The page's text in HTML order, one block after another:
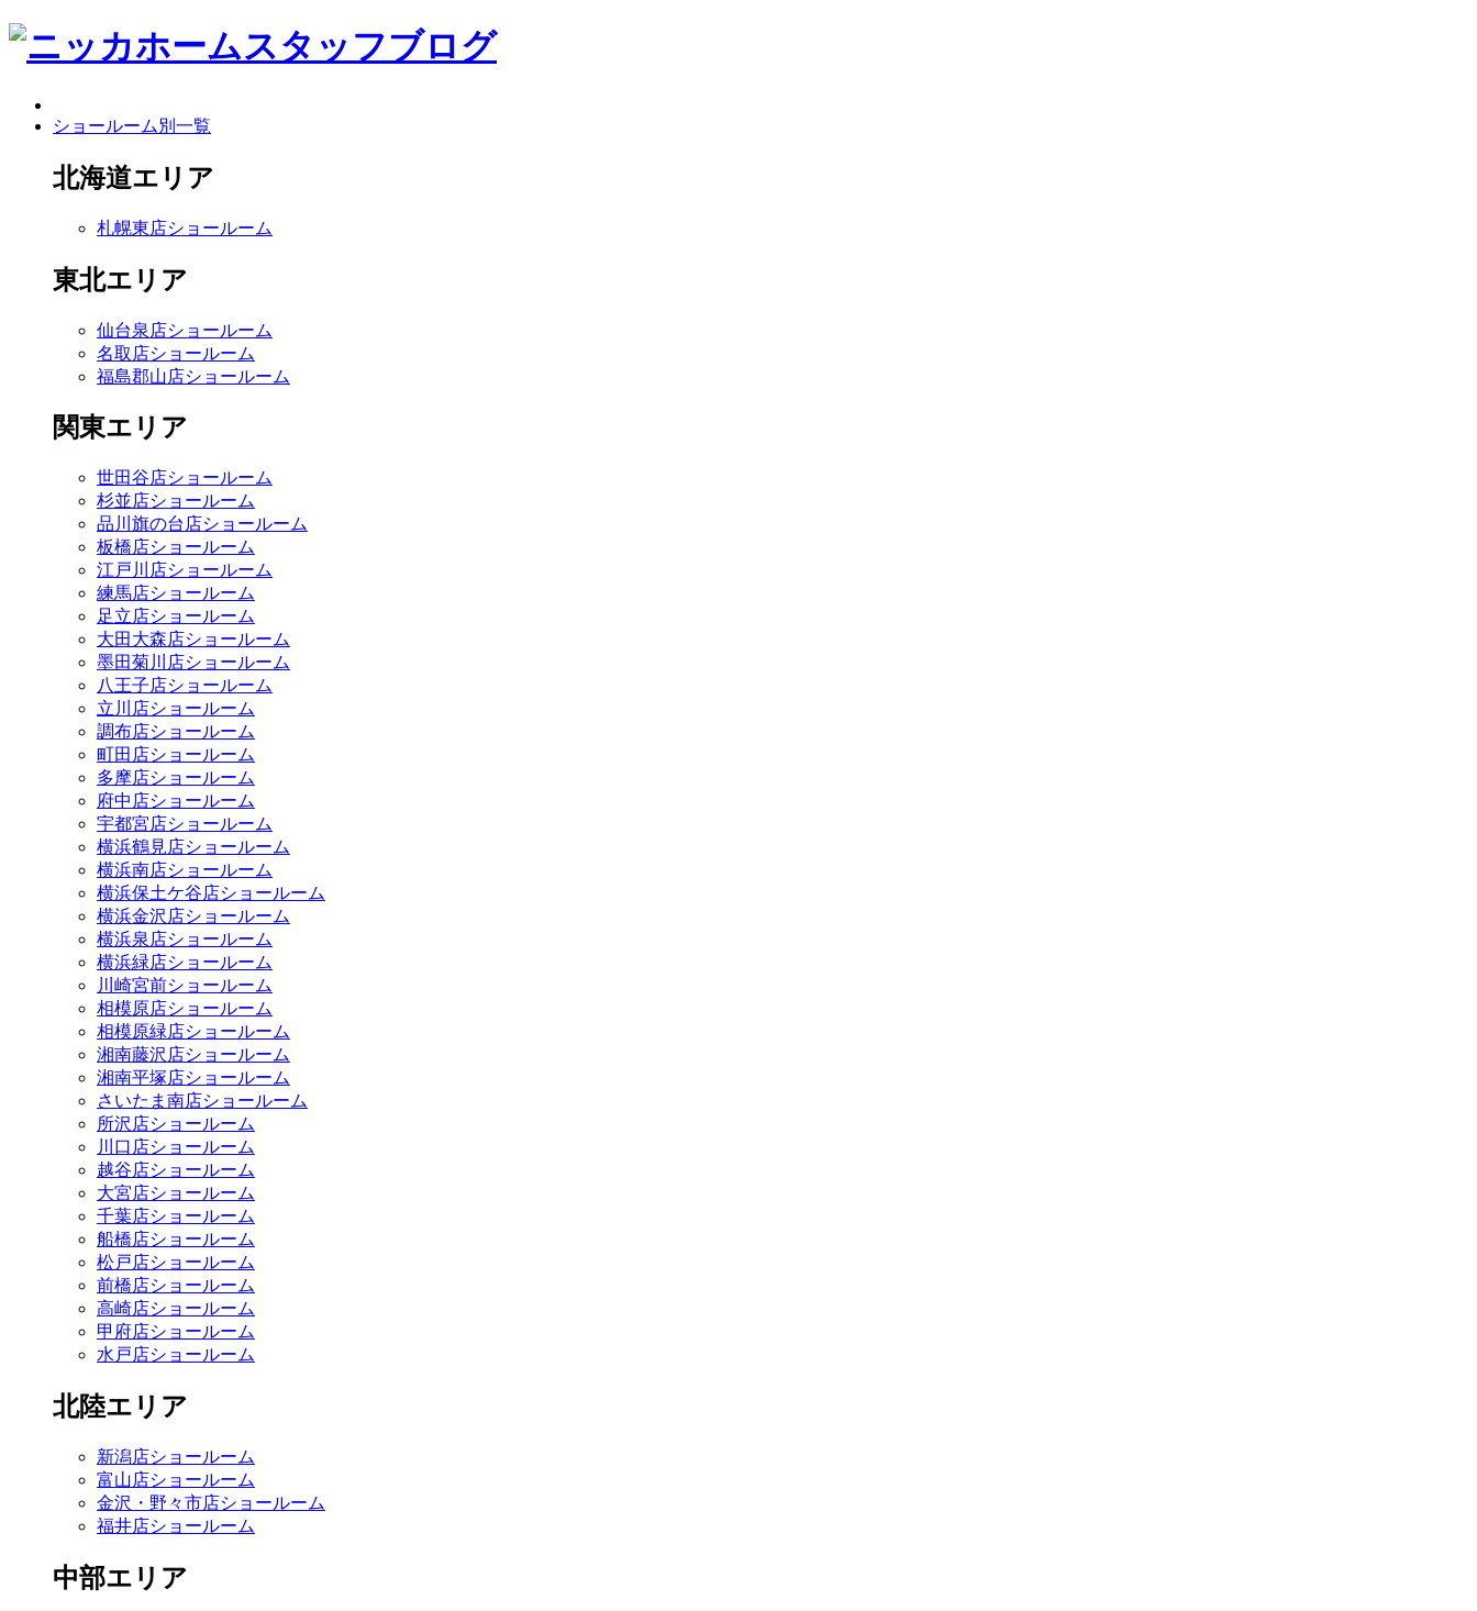
ショールーム別一覧
北海道エリア
札幌東店ショールーム
東北エリア
仙台泉店ショールーム
名取店ショールーム
福島郡山店ショールーム
関東エリア
世田谷店ショールーム
杉並店ショールーム
品川旗の台店ショールーム
板橋店ショールーム
江戸川店ショールーム
練馬店ショールーム
足立店ショールーム
大田大森店ショールーム
墨田菊川店ショールーム
八王子店ショールーム
立川店ショールーム
調布店ショールーム
町田店ショールーム
多摩店ショールーム
府中店ショールーム
宇都宮店ショールーム
横浜鶴見店ショールーム
横浜南店ショールーム
横浜保土ケ谷店ショールーム
横浜金沢店ショールーム
横浜泉店ショールーム
横浜緑店ショールーム
川崎宮前ショールーム
相模原店ショールーム
相模原緑店ショールーム
湘南藤沢店ショールーム
湘南平塚店ショールーム
さいたま南店ショールーム
所沢店ショールーム
川口店ショールーム
越谷店ショールーム
大宮店ショールーム
千葉店ショールーム
船橋店ショールーム
松戸店ショールーム
前橋店ショールーム
高崎店ショールーム
甲府店ショールーム
水戸店ショールーム
北陸エリア
新潟店ショールーム
富山店ショールーム
金沢・野々市店ショールーム
福井店ショールーム
中部エリア